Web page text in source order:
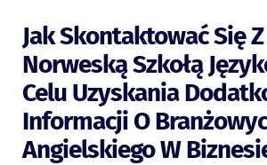
Jak Skontaktować Się Z
Norweską Szkołą
Celu Uzyskania
Informacji O
Angielskiego W